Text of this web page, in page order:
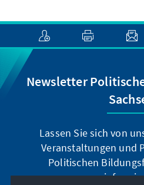
Newsletter
Lassen Sie sich von
Veranstaltungen und
Politischen